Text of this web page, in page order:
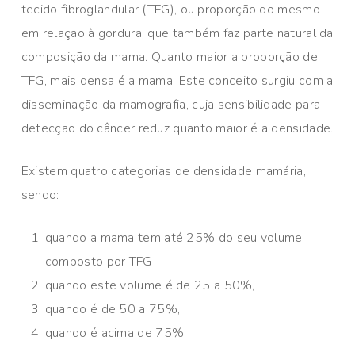
tecido fibroglandular (TFG), ou proporção do mesmo
em relação à gordura, que também faz parte natural da
composição da mama. Quanto maior a proporção de
TFG, mais densa é a mama. Este conceito surgiu com a
disseminação da mamografia, cuja sensibilidade para
detecção do câncer reduz quanto maior é a densidade.
Existem quatro categorias de densidade mamária,
sendo:
quando a mama tem até 25% do seu volume
composto por TFG
quando este volume é de 25 a 50%,
quando é de 50 a 75%,
quando é acima de 75%.